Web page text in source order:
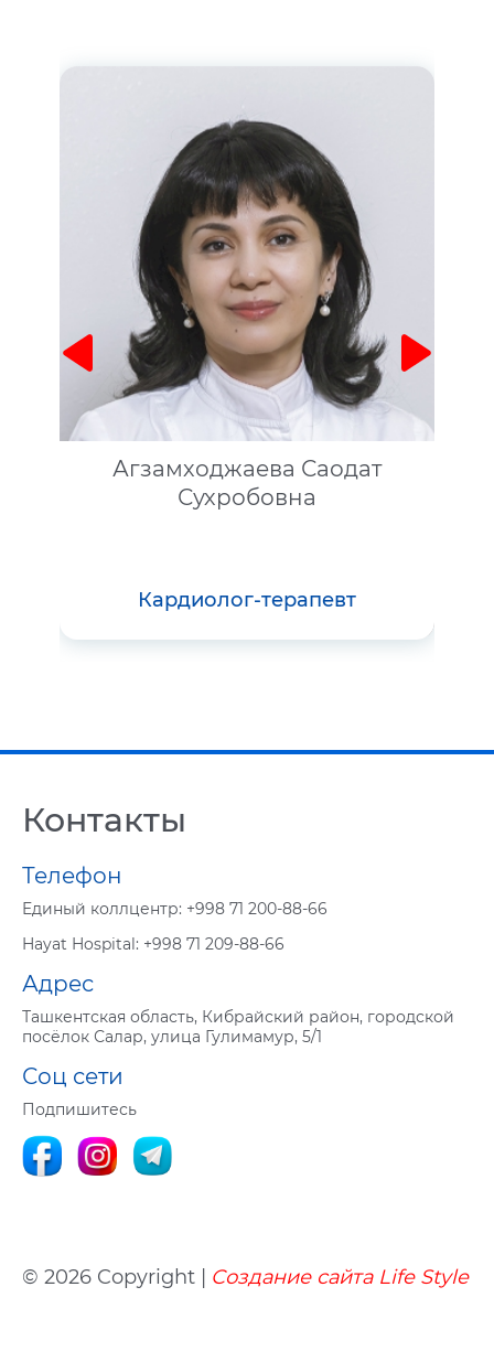
Агзамходжаева Саодат
Сухробовна
кардиолог-терапевт
Контакты
Телефон
Eдиный коллцентр: +998 71 200-88-66
Hayat Hospital: +998 71 209-88-66
Адрес
Ташкентская область, Кибрайский район, городской
посёлок Салар, улица Гулимамур, 5/1
Соц сети
Подпишитесь
© 2026 Copyright | Создание сайта Life Style